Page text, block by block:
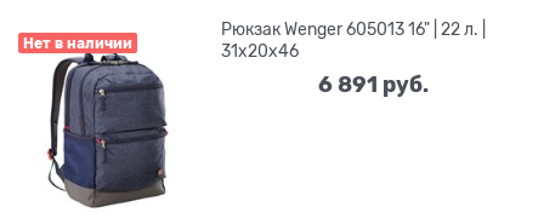
Нет в наличии
Рюкзак Wenger 605013 16" | 22 л. |
31x20x46
6 891 руб.